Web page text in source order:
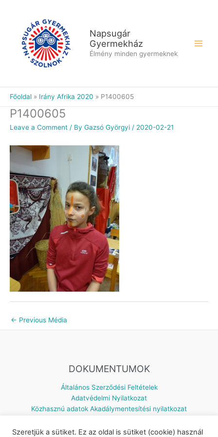
Napsugár
Gyermekház
Élmény minden gyermeknek
Főoldal Irány Afrika 2020 P1400605
P1400605
Leave a Comment / By Gazsó Györgyi / 2020-02-21
← Previous Média
DOKUMENTUMOK
Általános Szerződési Feltételek
Adatvédelmi Nyilatkozat
Közhasznú adatok Akadálymentesítési nyilatkozat
Szeretjük a sütiket. Ez az oldal is sütiket (cookie) használ